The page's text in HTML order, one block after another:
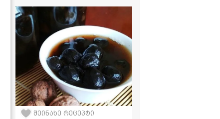
შეინახე რეცეპტი